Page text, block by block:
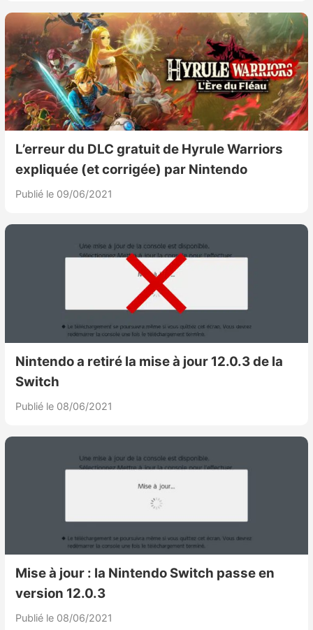
L’erreur du DLC gratuit de Hyrule Warriors
expliquée (et corrigée) par Nintendo
Publié le 09/06/2021
Nintendo a retiré la mise à jour 12.0.3 de la
Switch
Publié le 08/06/2021
Mise à jour : la Nintendo Switch passe en
version 12.0.3
Publié le 08/06/2021